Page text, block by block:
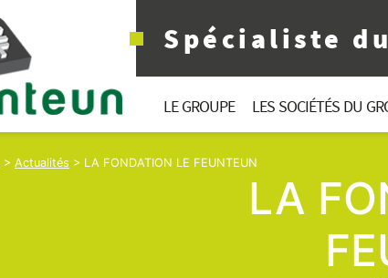
Spécialiste
LE GROUPE LES SOCIÉTÉS DU
> Actualités > LA FONDATION LE FEUNTEUN
LA